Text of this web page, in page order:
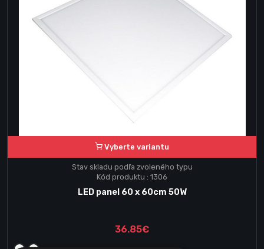
Vyberte variantu
Stav skladu podľa zvoleného typu
Kód produktu : 1306
LED panel 60 x 60cm 50W
36.85€